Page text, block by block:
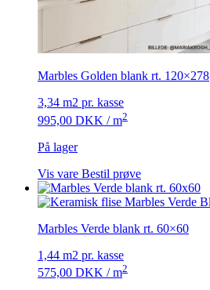
Marbles Golden blank rt. 120×278
3,34 m2 pr. kasse
995,00 DKK / m2
På lager
Vis vare Bestil prøve
Marbles Verde blank rt. 60×60
1,44 m2 pr. kasse
575,00 DKK / m2